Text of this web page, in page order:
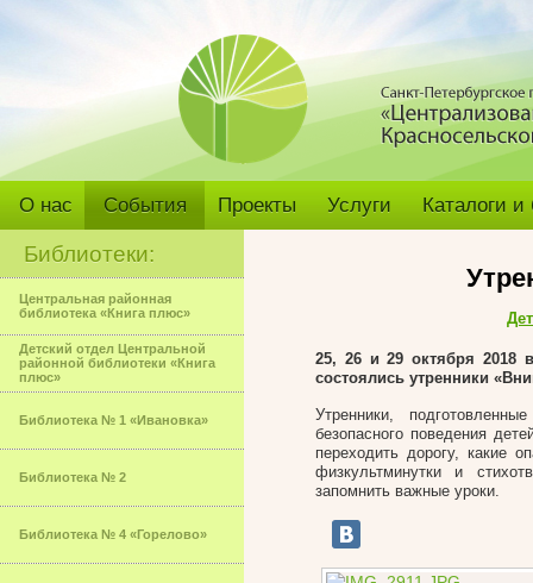
О нас События Проекты Услуги Каталоги
Библиотеки:
Центральная районная
библиотека «Книга плюс»
Детский отдел Центральной
районной библиотеки «Книга
плюс»
Библиотека № 1 «Ивановка»
Библиотека № 2
Библиотека № 4 «Горелово»
25, 26 и 29 октября 2018
состоялись утренники
Утренники,
безопасного поведения
переходить дорогу, какие
физкультминутки и
запомнить важные уроки.